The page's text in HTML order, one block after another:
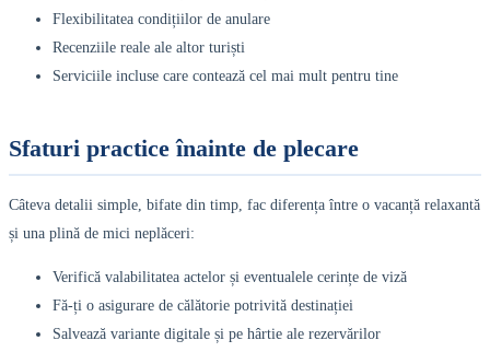
Flexibilitatea condițiilor de anulare
Recenziile reale ale altor turiști
Serviciile incluse care contează cel mai mult pentru tine
Sfaturi practice înainte de plecare
Câteva detalii simple, bifate din timp, fac diferența între o vacanță relaxantă
și una plină de mici neplăceri:
Verifică valabilitatea actelor și eventualele cerințe de viză
Fă-ți o asigurare de călătorie potrivită destinației
Salvează variante digitale și pe hârtie ale rezervărilor